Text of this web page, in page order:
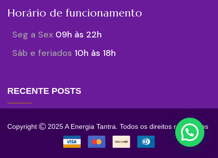
Horário de funcionamento
Seg a Sex 09h às 22h
Sáb e feriados 10h às 18h
RECENTE POSTS
Copyright 2025 A Energia Tantra. Todos os direitos reservados